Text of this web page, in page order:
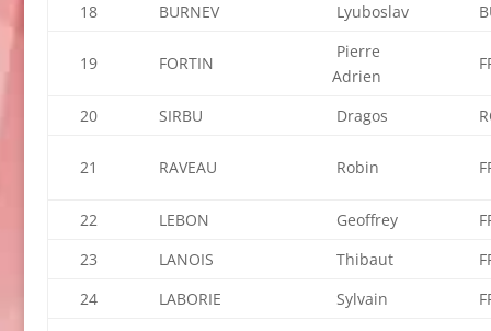
18 BURNEV Lyuboslav
19 FORTIN
Pierre
Adrien
20 SIRBU Dragos
21 RAVEAU Robin
22 LEBON Geoffrey
23
LANOIS Thibaut
24
LABORIE Sylvain